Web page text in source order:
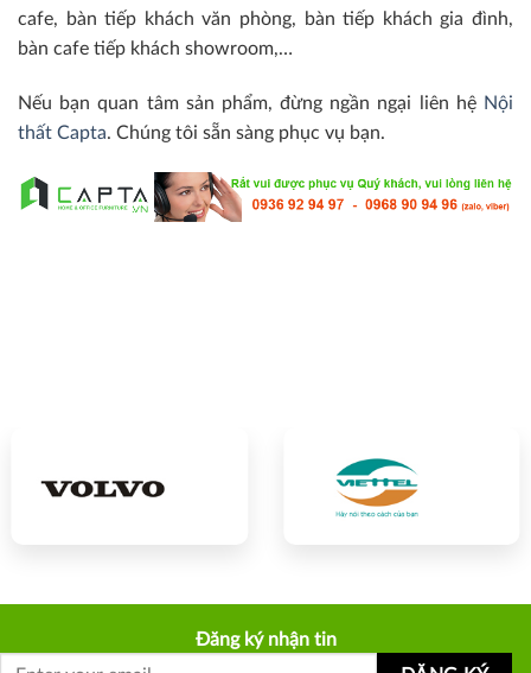
cafe, bàn tiếp khách văn phòng, bàn tiếp khách gia đình,
bàn cafe tiếp khách showroom,…
Nếu bạn quan tâm sản phẩm, đừng ngần ngại liên hệ Nội
thất Capta. Chúng tôi sẵn sàng phục vụ bạn.
Đăng ký nhận tin